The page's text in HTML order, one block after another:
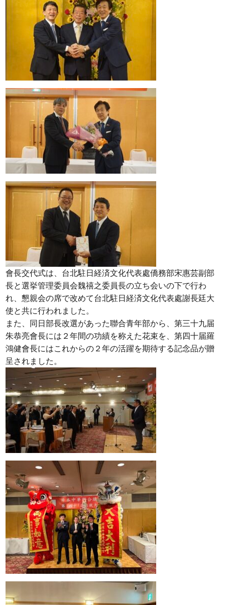
會長交代式は、台北駐日経済文化代表處僑務部宋惠芸副部
長と選挙管理委員会魏禧之委員長の立ち会いの下で行わ
れ、懇親会の席で改めて台北駐日経済文化代表處謝長廷大
使と共に行われました。
また、同日部長改選があった聯合青年部から、第三十九届
朱恭亮會長には２年間の功績を称えた花束を、第四十届羅
鴻健會長にはこれからの２年の活躍を期待する記念品が贈
呈されました。